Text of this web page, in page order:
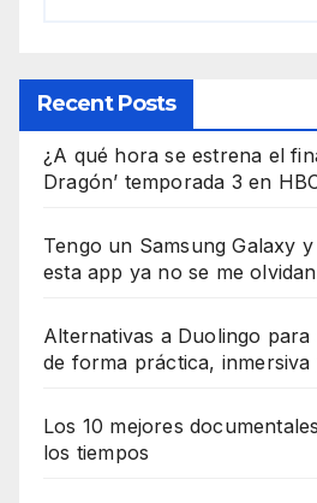
Recent Posts
¿A qué hora se estrena el
Dragón’ temporada 3 en
Tengo un Samsung Galaxy
esta app ya no se me
Alternativas a Duolingo para
de forma práctica, inmersiva
Los 10 mejores
los tiempos